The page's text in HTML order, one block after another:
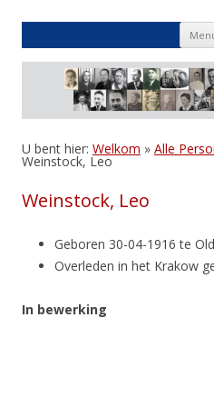
U bent hier: Welkom » Alle
Weinstock, Leo
Weinstock, Leo
Geboren 30-04-1916 te
Overleden in het Krakow
In bewerking